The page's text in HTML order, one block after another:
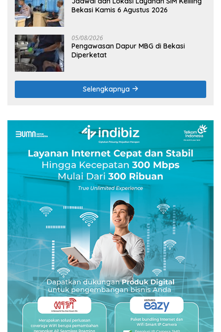
Bekasi Kamis 6 Agustus 2026
05/08/2026
Pengawasan Dapur MBG di Bekasi
Diperketat
Selengkapnya